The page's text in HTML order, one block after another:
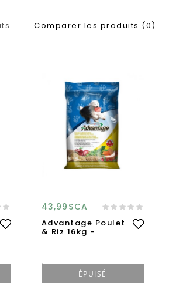
Comparer les produits (0)
43,99$CA
Advantage Poulet
& Riz 16kg -
ÉPUISÉ